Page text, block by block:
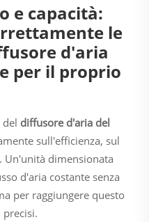
e capacità:
le
d'aria
per il proprio
diffusore d'aria del
sull'efficienza, sul
Un'unità dimensionata
d'aria costante senza
per raggiungere questo
precisi.